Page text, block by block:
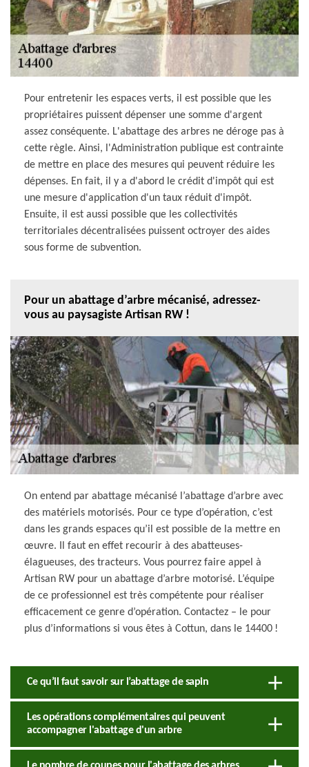
Pour entretenir les espaces verts, il est possible que les
propriétaires puissent dépenser une somme d'argent
assez conséquente. L'abattage des arbres ne déroge pas à
cette règle. Ainsi, l'Administration publique est contrainte
de mettre en place des mesures qui peuvent réduire les
dépenses. En fait, il y a d'abord le crédit d'impôt qui est
une mesure d'application d'un taux réduit d'impôt.
Ensuite, il est aussi possible que les collectivités
territoriales décentralisées puissent octroyer des aides
sous forme de subvention.
Pour un abattage d’arbre mécanisé, adressez-
vous au paysagiste Artisan RW !
On entend par abattage mécanisé l’abattage d’arbre avec
des matériels motorisés. Pour ce type d’opération, c’est
dans les grands espaces qu’il est possible de la mettre en
œuvre. Il faut en effet recourir à des abatteuses-
élagueuses, des tracteurs. Vous pourrez faire appel à
Artisan RW pour un abattage d’arbre motorisé. L’équipe
de ce professionnel est très compétente pour réaliser
efficacement ce genre d’opération. Contactez – le pour
plus d’informations si vous êtes à Cottun, dans le 14400 !
Ce qu’il faut savoir sur l’abattage de sapin
Les opérations complémentaires qui peuvent
accompagner l'abattage d'un arbre